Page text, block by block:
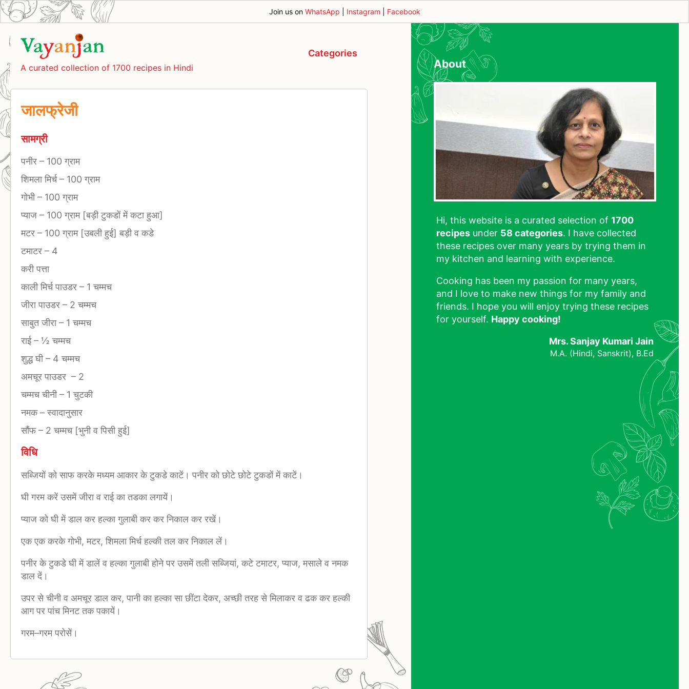
Join us on WhatsApp Instagram Facebook
A curated collection of 1700 recipes in Hindi
Categories
जालफ्रेजी
सामग्री
पनीर – 100 ग्राम
शिमला मिर्च– 100 ग्राम
गोभी– 100 ग्राम
प्याज – 100 ग्राम [बड़ी टुकडों में कटा हुआ]
मटर – 100 ग्राम [उबली हुई] बड़ी व कडे
टमाटर – 4
करी पत्ता
काली मिर्च पाउडर – 1 चम्मच
जीरा पाउडर – 2 चम्मच
साबुत जीरा– 1 चम्मच
राई– ½ चम्मच
शुद्ध घी– 4 चम्मच
अमचूर पाउडर – 2
चम्मच चीनी– 1 चुटकी
नमक–स्वादानुसार
सौंफ– 2 चम्मच [भुनी व पिसी हुई]
विधि
सब्जियों को साफ करके मध्यम आकार के टुकडे काटें। पनीर को छोटे छोटे टुकडों में काटें।
घी गरम करें उसमें जीरा व राई का तडका लगायें।
प्याज को घी में डाल कर हल्का गुलाबी कर कर निकाल कर रखें।
एक एक करके गोभी, मटर, शिमला मिर्च हल्की तल कर निकाल लें।
पनीर के टुकडे घी में डालें व हल्का गुलाबी होने पर उसमें तली सब्जियां, कटे टमाटर, प्याज, मसाले व नमक
डाल दें।
उपर से चीनी व अमचूर डाल कर, पानी का हल्का सा छींटा देकर, अच्छी तरह से मिलाकर व ढक कर हल्की
आग पर पांच मिनट तक पकायें।
गरम–गरम परोसें।
About
Hi, this website is a curated selection of 1700
recipes under 58 categories. I have collected
these recipes over many years by trying them in
my kitchen and learning with experience.
Cooking has been my passion for many years,
and I love to make new things for my family and
friends. I hope you will enjoy trying these recipes
for yourself. Happy cooking!
Mrs. Sanjay Kumari Jain
M.A. (Hindi, Sanskrit), B.Ed